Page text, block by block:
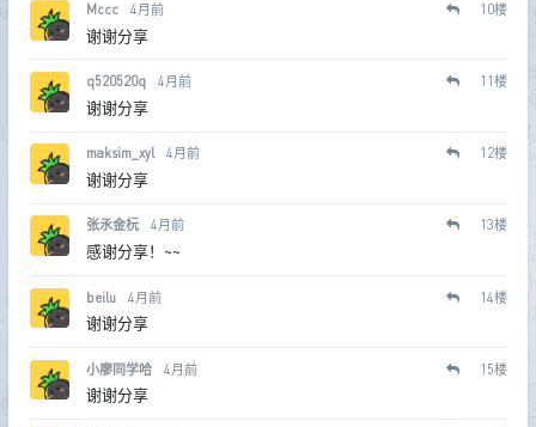
Mccc 4月前 10楼
谢谢分享
q520520q 4月前 11 楼
谢谢分享
maksim_xyl 4月前 12楼
谢谢分享
张氶金杬 4月前 13楼
感谢分享！~~
beilu 4月前 14楼
谢谢分享
小廖同学哈 4月前 15楼
谢谢分享